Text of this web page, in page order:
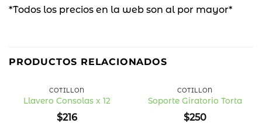
*Todos los precios en la web son al por mayor*
PRODUCTOS RELACIONADOS
COTILLÓN
Llavero Consolas x 12
$216
COTILLÓN
Soporte Giratorio Torta
$250